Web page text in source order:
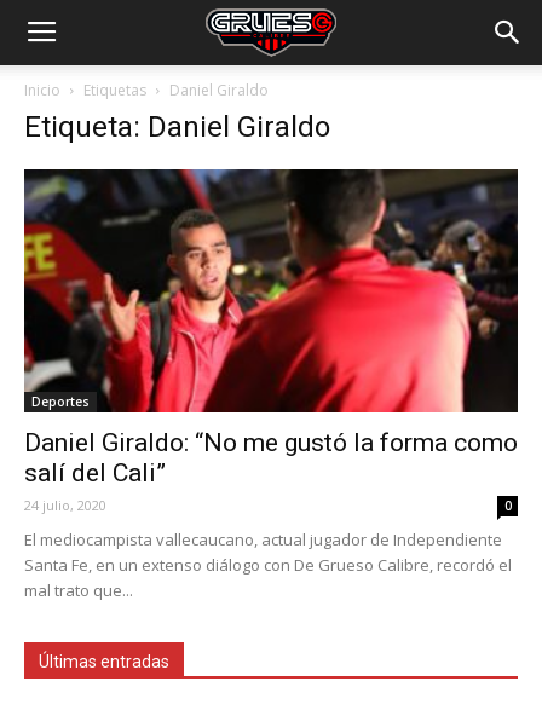
Inicio Etiquetas Daniel Giraldo
Etiqueta: Daniel Giraldo
Deportes
Daniel Giraldo: “No me gustó la forma como
salí del Cali”
24 julio, 2020 0
El mediocampista vallecaucano, actual jugador de Independiente
Santa Fe, en un extenso diálogo con De Grueso Calibre, recordó el
mal trato que...
Últimas entradas